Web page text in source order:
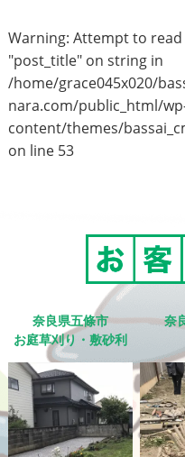
Warning: Attempt to
"post_title" on string in
/home/grace045x020/
nara.com/public_html/
content/themes/
on line 53
奈良県五條市
お庭草刈り・敷砂利
奈